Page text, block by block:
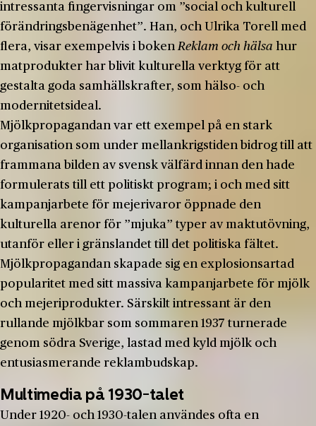
intressanta fingervisningar om ”social och kulturell
förändringsbenägenhet”. Han, och Ulrika Torell med
flera, visar exempelvis i bokenReklam och hälsa hur
matprodukter har blivit kulturella verktyg för att
gestalta goda samhällskrafter, som hälso- och
modernitetsideal.
Mjölkpropagandan var ett exempel på en stark
organisation som under mellankrigstiden bidrog till att
frammana bilden av svensk välfärd innan den hade
formulerats till ett politiskt program; i och med sitt
kampanjarbete för mejerivaror öppnade den
kulturella arenor för ”mjuka” typer av maktutövning,
utanför eller i gränslandet till det politiska fältet.
Mjölkpropagandan skapade sig en explosionsartad
popularitet med sitt massiva kampanjarbete för mjölk
och mejeriprodukter. Särskilt intressant är den
rullande mjölkbar som sommaren 1937 turnerade
genom södra Sverige, lastad med kyld mjölk och
entusiasmerande reklambudskap.
Multimedia på 1930-talet
Under 1920- och 1930-talen användes ofta en